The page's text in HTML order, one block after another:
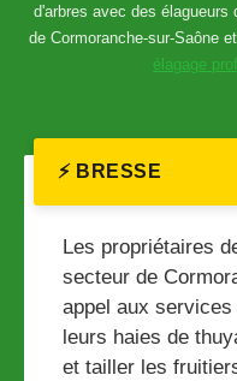
d'arbres avec des
de Cormoranche-sur-Saône
élagage
⚡ BRESSE
Les propriétaires
secteur de
appel aux
leurs haies de
et tailler les